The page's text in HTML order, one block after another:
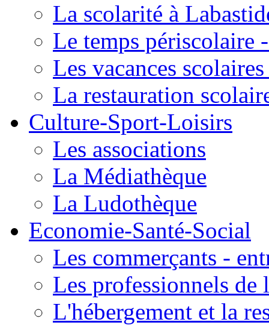
La scolarité à
Le temps périscolaire
Les vacances
La restauration
Culture-Sport-Loisirs
Les associations
La Médiathèque
La Ludothèque
Economie-Santé-Social
Les commerçants -
Les professionnels de
L'hébergement et la